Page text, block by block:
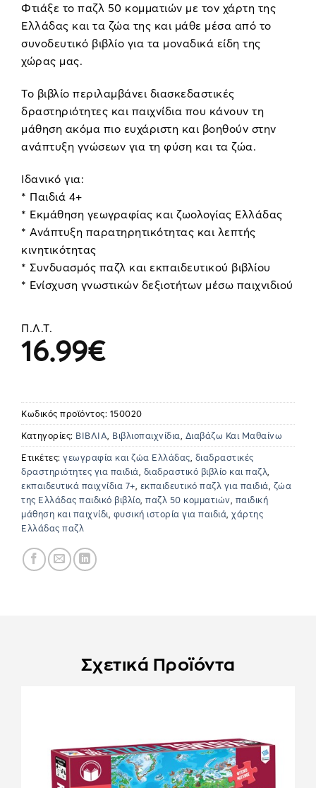
Φτιάξε το παζλ 50 κομματιών με τον χάρτη της
Ελλάδας και τα ζώα της και μάθε μέσα από το
συνοδευτικό βιβλίο για τα μοναδικά είδη της
χώρας μας.
Το βιβλίο περιλαμβάνει διασκεδαστικές
δραστηριότητες και παιχνίδια που κάνουν τη
μάθηση ακόμα πιο ευχάριστη και βοηθούν στην
ανάπτυξη γνώσεων για τη φύση και τα ζώα.
Ιδανικό για:
* Παιδιά 4+
* Εκμάθηση γεωγραφίας και ζωολογίας Ελλάδας
* Ανάπτυξη παρατηρητικότητας και λεπτής
κινητικότητας
* Συνδυασμός παζλ και εκπαιδευτικού βιβλίου
* Ενίσχυση γνωστικών δεξιοτήτων μέσω παιχνιδιού
Π.Λ.Τ.
16.99€
Κωδικός προϊόντος: 150020
Κατηγορίες: ΒΙΒΛΙΑ Βιβλιοπαιχνίδια Διαβάζω Και Μαθαίνω
Ετικέτες: γεωγραφία και ζώα Ελλάδας διαδραστικές
δραστηριότητες για παιδιά διαδραστικό βιβλίο και παζλ
εκπαιδευτικά παιχνίδια 7+ εκπαιδευτικό παζλ για παιδιά ζώα
της Ελλάδας παιδικό βιβλίο παζλ 50 κομματιών παιδική
μάθηση και παιχνίδι φυσική ιστορία για παιδιά χάρτης
Ελλάδας παζλ
Σχετικά Προϊόντα